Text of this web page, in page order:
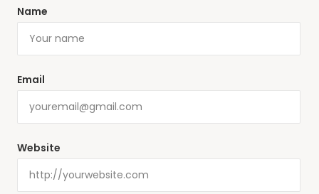
Name
Email
Website